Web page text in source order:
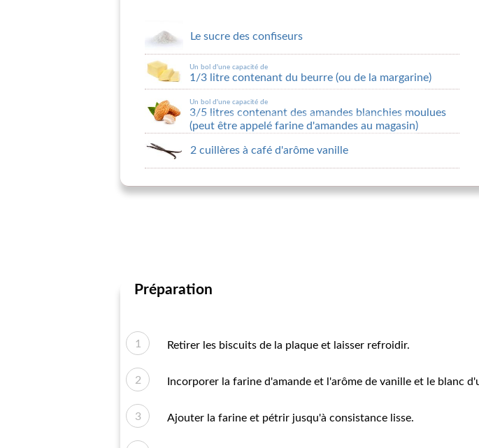
Le sucre des confiseurs
Un bol d'une capacité de
1/3 litre contenant du beurre (ou de la margarine)
Un bol d'une capacité de
3/5 litres contenant des amandes blanchies moulues
(peut être appelé farine d'amandes au magasin)
2 cuillères à café d'arôme vanille
Préparation
Retirer les biscuits de la plaque et laisser refroidir.
Incorporer la farine d'amande et l'arôme de vanille et le blanc
Ajouter la farine et pétrir jusqu'à consistance lisse.